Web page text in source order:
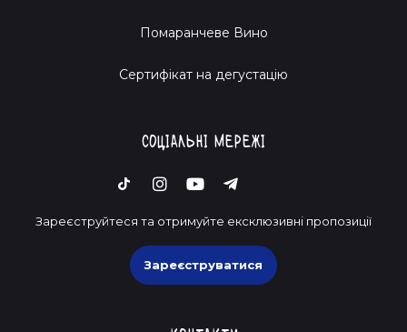
Помаранчеве Вино
Cертифікат на дегустацію
Соціальні мережі
Зареєструйтеся та отримуйте ексклюзивні пропозиції
Зареєструватися